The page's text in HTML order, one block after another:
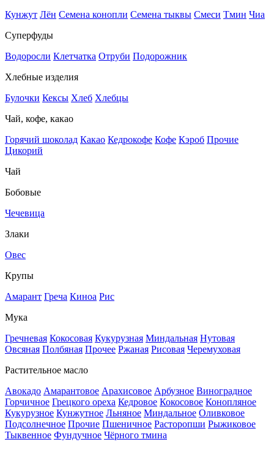
Кунжут Лён Семена конопли Семена тыквы Смеси Тмин Чиа
Суперфуды
Водоросли Клетчатка Отруби Подорожник
Хлебные изделия
Булочки Кексы Хлеб Хлебцы
Чай, кофе, какао
Горячий шоколад Какао Кедрокофе Кофе Кэроб Прочие
Цикорий
Чай
Бобовые
Чечевица
Злаки
Овес
Крупы
Амарант Греча Киноа Рис
Мука
Гречневая Кокосовая Кукурузная Миндальная Нутовая
Овсяная Полбяная Прочее Ржаная Рисовая Черемуховая
Растительное масло
Авокадо Амарантовое Арахисовое Арбузное Виноградное
Горчичное Грецкого ореха Кедровое Кокосовое Конопляное
Кукурузное Кунжутное Льняное Миндальное Оливковое
Подсолнечное Прочие Пшеничное Расторопши Рыжиковое
Тыквенное Фундучное Чёрного тмина